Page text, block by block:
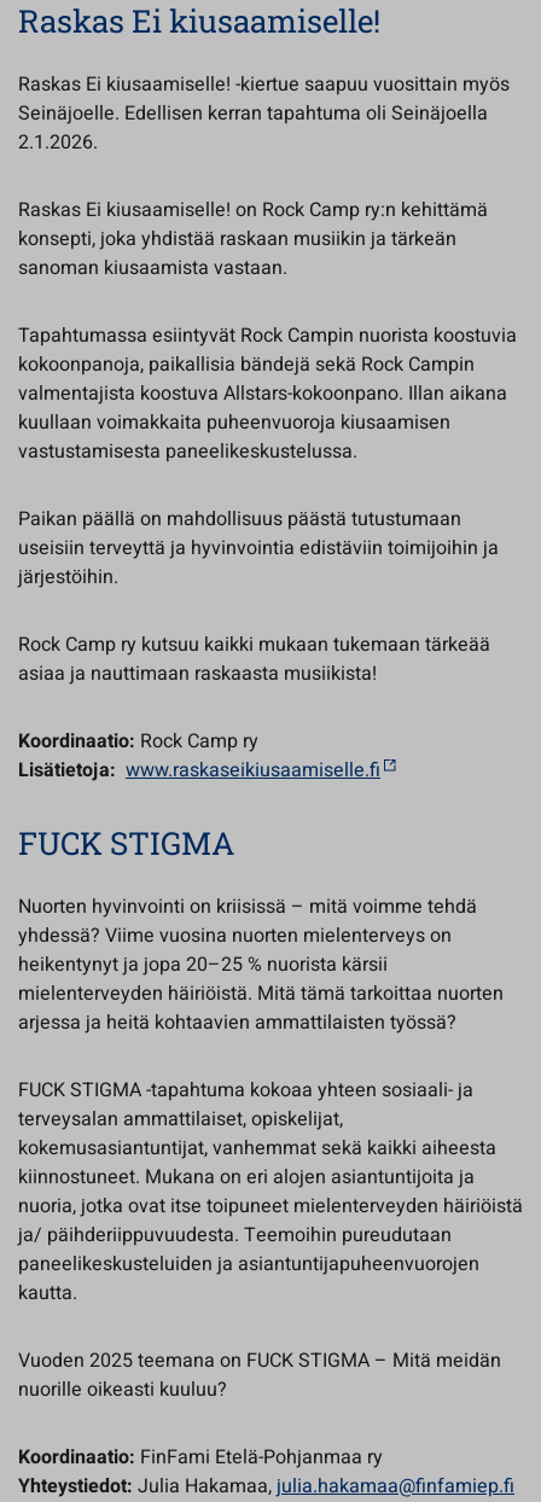
Raskas Ei kiusaamiselle!
Raskas Ei kiusaamiselle! -kiertue saapuu vuosittain myös
Seinäjoelle. Edellisen kerran tapahtuma oli Seinäjoella
2.1.2026.
Raskas Ei kiusaamiselle! on Rock Camp ry:n kehittämä
konsepti, joka yhdistää raskaan musiikin ja tärkeän
sanoman kiusaamista vastaan.
Tapahtumassa esiintyvät Rock Campin nuorista koostuvia
kokoonpanoja, paikallisia bändejä sekä Rock Campin
valmentajista koostuva Allstars-kokoonpano. Illan aikana
kuullaan voimakkaita puheenvuoroja kiusaamisen
vastustamisesta paneelikeskustelussa.
Paikan päällä on mahdollisuus päästä tutustumaan
useisiin terveyttä ja hyvinvointia edistäviin toimijoihin ja
järjestöihin.
Rock Camp ry kutsuu kaikki mukaan tukemaan tärkeää
asiaa ja nauttimaan raskaasta musiikista!
Koordinaatio: Rock Camp ry
Lisätietoja: www.raskaseikiusaamiselle.fi
FUCK STIGMA
Nuorten hyvinvointi on kriisissä – mitä voimme tehdä
yhdessä? Viime vuosina nuorten mielenterveys on
heikentynyt ja jopa 20–25 % nuorista kärsii
mielenterveyden häiriöistä. Mitä tämä tarkoittaa nuorten
arjessa ja heitä kohtaavien ammattilaisten työssä?
FUCK STIGMA -tapahtuma kokoaa yhteen sosiaali- ja
terveysalan ammattilaiset, opiskelijat,
kokemusasiantuntijat, vanhemmat sekä kaikki aiheesta
kiinnostuneet. Mukana on eri alojen asiantuntijoita ja
nuoria, jotka ovat itse toipuneet mielenterveyden häiriöistä
ja/ päihderiippuvuudesta. Teemoihin pureudutaan
paneelikeskusteluiden ja asiantuntijapuheenvuorojen
kautta.
Vuoden 2025 teemana on FUCK STIGMA – Mitä meidän
nuorille oikeasti kuuluu?
Koordinaatio: FinFami Etelä-Pohjanmaa ry
Yhteystiedot: Julia Hakamaa, julia.hakamaa@finfamiep.fi